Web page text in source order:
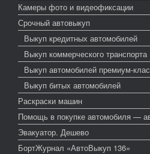
Камеры фото и видеофиксации
Срочный автовыкуп
Выкуп кредитных автомобилей
Выкуп коммерческого транспорта
Выкуп автомобилей премиум-
Выкуп битых автомобилей
Раскраски машин
Помощь в покупке автомобиля —
Эвакуатор. Дешево
БортЖурнал «АвтоВыкуп 136»